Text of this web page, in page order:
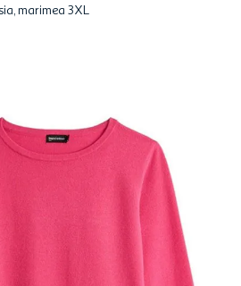
marimea 3XL